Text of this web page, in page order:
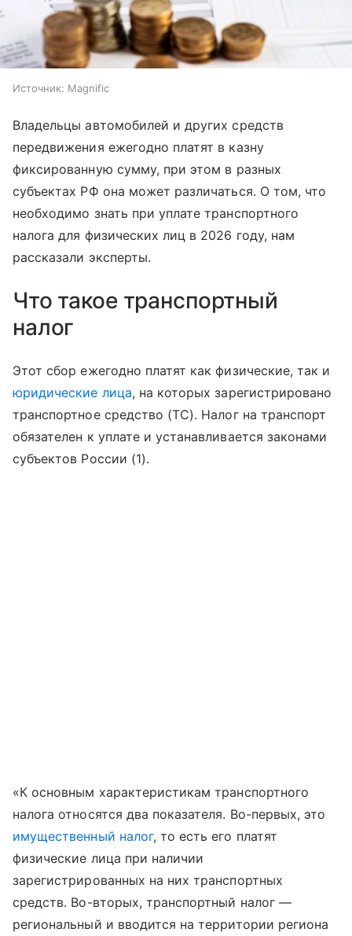
Источник: Magnific
Владельцы автомобилей и других средств
передвижения ежегодно платят в казну
фиксированную сумму, при этом в разных
субъектах РФ она может различаться. О том, что
необходимо знать при уплате транспортного
налога для физических лиц в 2026 году, нам
рассказали эксперты.
Что такое транспортный
налог
Этот сбор ежегодно платят как физические, так и
юридические лица, на которых зарегистрировано
транспортное средство (ТС). Налог на транспорт
обязателен к уплате и устанавливается законами
субъектов России (1).
«К основным характеристикам транспортного
налога относятся два показателя. Во-первых, это
имущественный налог, то есть его платят
физические лица при наличии
зарегистрированных на них транспортных
средств. Во-вторых, транспортный налог —
региональный и вводится на территории региона